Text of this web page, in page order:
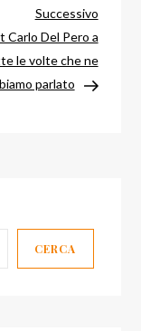
Successivo
Carlo Del Pero a
le volte che ne
parlato
CERCA